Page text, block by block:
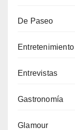
De Paseo
Entretenimiento
Entrevistas
Gastronomía
Glamour